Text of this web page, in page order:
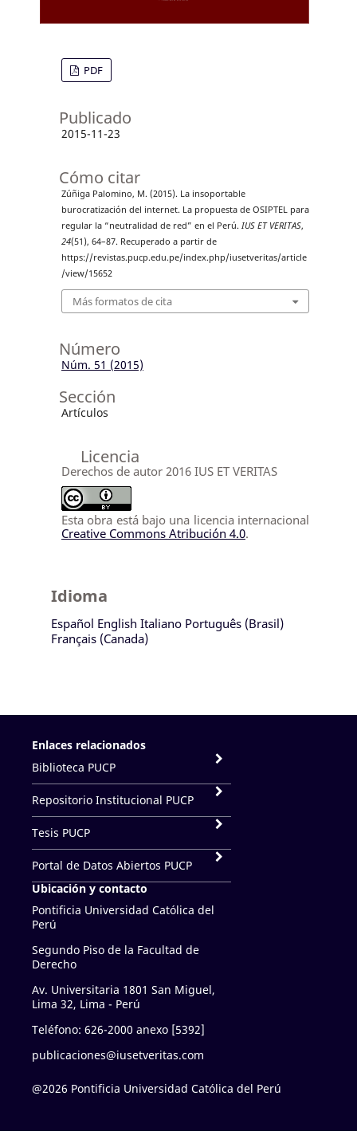
PDF
Publicado
2015-11-23
Cómo citar
Zúñiga Palomino, M. (2015). La insoportable
burocratización del internet. La propuesta de OSIPTEL para
regular la “neutralidad de red” en el Perú. IUS ET VERITAS,
24(51), 64–87. Recuperado a partir de
https://revistas.pucp.edu.pe/index.php/iusetveritas/article
/view/15652
Más formatos de cita
Número
Núm. 51 (2015)
Sección
Artículos
Licencia
Derechos de autor 2016 IUS ET VERITAS
Esta obra está bajo una licencia internacional
Creative Commons Atribución 4.0.
Idioma
Español English Italiano Português (Brasil)
Français (Canada)
Enlaces relacionados
Biblioteca PUCP
Repositorio Institucional PUCP
Tesis PUCP
Portal de Datos Abiertos PUCP
Ubicación y contacto
Pontificia Universidad Católica del
Perú
Segundo Piso de la Facultad de
Derecho
Av. Universitaria 1801 San Miguel,
Lima 32, Lima - Perú
Teléfono: 626-2000 anexo [5392]
publicaciones@iusetveritas.com
@2026 Pontificia Universidad Católica del Perú